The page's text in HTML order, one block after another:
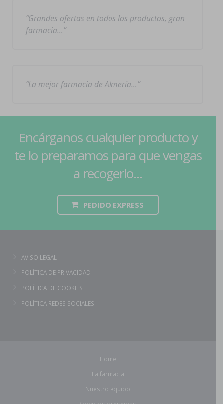
Grandes ofertas en todos los productos, gran
farmacia…
La mejor farmacia de Almería…
Encárganos cualquier producto y
te lo preparamos para que vengas
a recogerlo...
PEDIDO EXPRESS
AVISO LEGAL
POLÍTICA DE PRIVACIDAD
POLÍTICA DE COOKIES
POLÍTICA REDES SOCIALES
Home
La farmacia
Nuestro equipo